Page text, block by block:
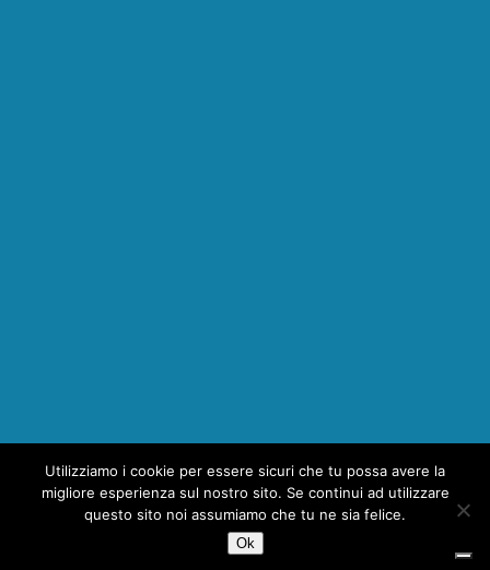
Copyright © 2026 | MH Magazine WordPress Theme by
Utilizziamo i cookie per essere sicuri che tu possa avere la
migliore esperienza sul nostro sito. Se continui ad utilizzare
questo sito noi assumiamo che tu ne sia felice.
Ok